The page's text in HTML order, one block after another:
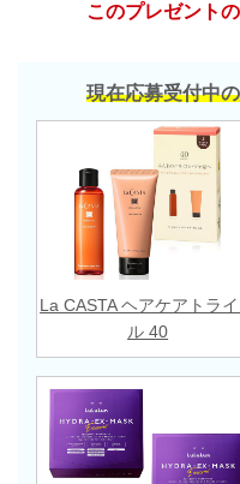
このプレゼント
現在応募受付中
La CASTA ヘアケアトラ
ル 40